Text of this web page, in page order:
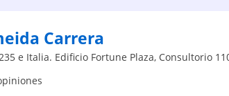
Carrera
e Italia. Edificio Fortune Plaza, Consultorio